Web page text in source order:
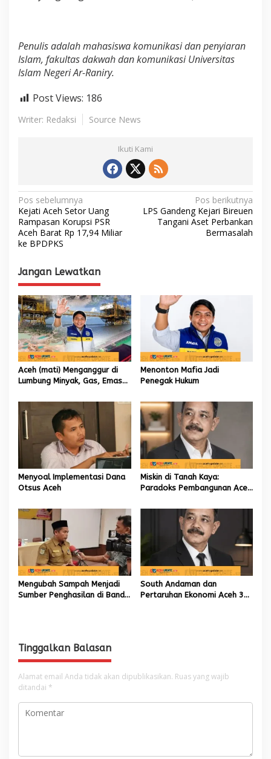
Penulis adalah mahasiswa komunikasi dan penyiaran
Islam, fakultas dakwah dan komunikasi Universitas
Islam Negeri Ar-Raniry.
Post Views: 186
Writer: Redaksi Source News
Ikuti Kami
N
a
v
g
a
s
i
p
o
s
Pos sebelumnya
Kejati Aceh Setor Uang
Rampasan Korupsi PSR
Aceh Barat Rp 17,94 Miliar
ke BPDPKS
Pos berikutnya
LPS Gandeng Kejari Bireuen
Tangani Aset Perbankan
Bermasalah
Jangan Lewatkan
Aceh (mati) Menganggur di
Lumbung Minyak, Gas, Emas
Menonton Mafia Jadi
Penegak Hukum
Menyoal Implementasi Dana
Otsus Aceh
Miskin di Tanah Kaya:
Paradoks Pembangunan Aceh
Mengubah Sampah Menjadi
Sumber Penghasilan di Banda
South Andaman dan
Pertaruhan Ekonomi Aceh 30
Tinggalkan Balasan
Alamat email Anda tidak akan dipublikasikan. Ruas yang wajib
ditandai *